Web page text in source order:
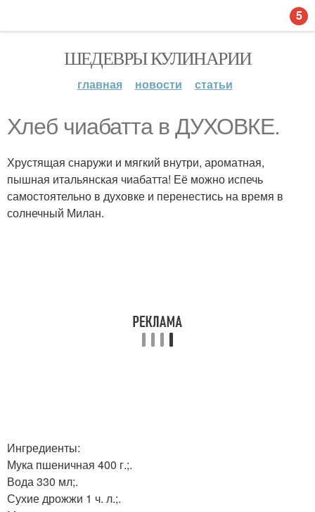
ШЕДЕВРЫ КУЛИНАРИИ
главная новости статьи
Хлеб чиабатта в ДУХОВКЕ.
Хрустящая снаружи и мягкий внутри, ароматная,
пышная итальянская чиабатта! Её можно испечь
самостоятельно в духовке и перенестись на время в
солнечный Милан.
Ингредиенты:
Мука пшеничная 400 г.;.
Вода 330 мл;.
Сухие дрожжи 1 ч. л.;.
5